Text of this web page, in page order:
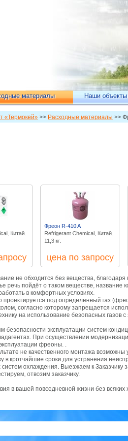
материалы Наши объекты
«Термокей» >> Расходные материалы >>
Китай.
Фреон R-410 A
Refrigerant Chemical, Китай.
11,3 кг.
цена по запросу
не обходится без вещества,
речь пойдёт о таком веществе,
в комфортных условиях.
под определенный газ
согласно которому запрещается
на использование безопасных
эксплуатации систем
При осуществлении
фреоны. .
не качественного монтажа
в кротчайшие сроки для устранения
охлаждения. Выезжаем к
отвозим заказчику.
в вашей повседневной жизни без всяких